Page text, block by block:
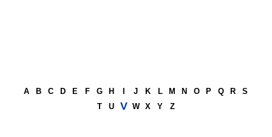
A B C D E F G H J K L M N O P Q R
S
T
U V W X Y Z